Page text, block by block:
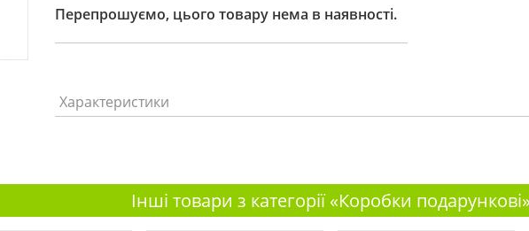
Перепрошуємо, цього товару нема в наявності.
Характеристики
Інші товари з категорії «Коробки